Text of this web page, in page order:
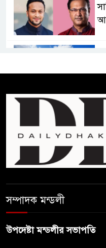
সম্পাদক মন্ডলী
উপদেষ্টা মন্ডলীর সভাপতি